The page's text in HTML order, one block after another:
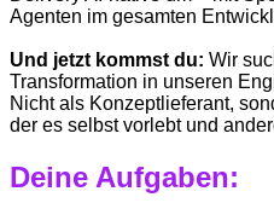
Agenten im gesamten
Und jetzt kommst du: Wir
Transformation in unseren
Nicht als Konzeptlieferant,
der es selbst vorlebt und
Deine Aufgaben: